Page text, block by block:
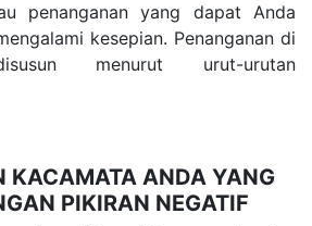
penanganan yang dapat Anda
kesepian. Penanganan di
menurut urut-urutan
KACAMATA ANDA YANG
PIKIRAN NEGATIF